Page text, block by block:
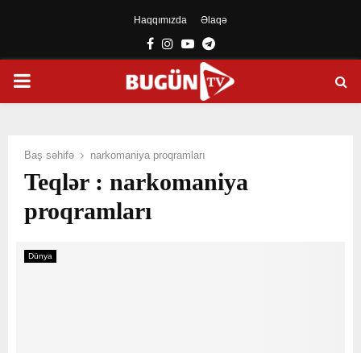
Haqqımızda Əlaqə
Facebook
Instagram
YoutubeTelegram
PRIMARY
Baş səhifə narkomaniya proqramları
Teqlər : narkomaniya
proqramları
Dünya